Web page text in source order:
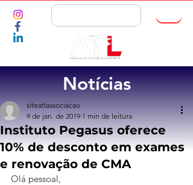
Notícias
Instituto Pegasus oferece
10% de desconto em exames
e renovação de CMA
siteatlassociacao
9 de jan. de 2019 1 min de leitura
Olá pessoal,